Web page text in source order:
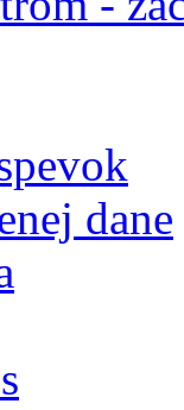
dane